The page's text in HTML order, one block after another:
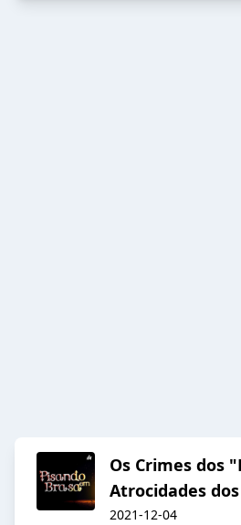
Os Crimes dos
Atrocidades dos
2021-12-04